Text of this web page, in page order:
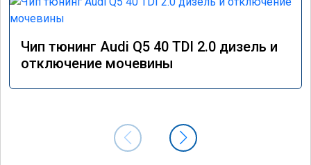
Чип тюнинг Audi Q5 40 TDI 2.0 дизель и
отключение мочевины